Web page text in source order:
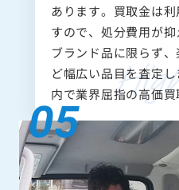
あります。買取金は
すので、処分費用が
ブランド品に限らず
ど幅広い品目を査定
内で業界屈指の高価